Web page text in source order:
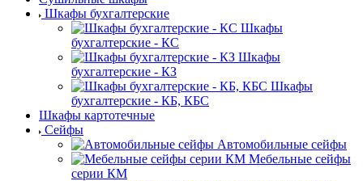
Шкафы бухгалтерские
Шкафы
бухгалтерские - КС
Шкафы
бухгалтерские - КЗ
Шкафы
бухгалтерские - КБ, КБС
Шкафы картотечные
Сейфы
Автомобильные сейфы
Мебельные сейфы
серии КМ